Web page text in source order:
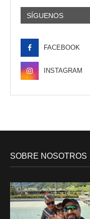
SÍGUENOS
FACEBOOK
INSTAGRAM
SOBRE NOSOTROS